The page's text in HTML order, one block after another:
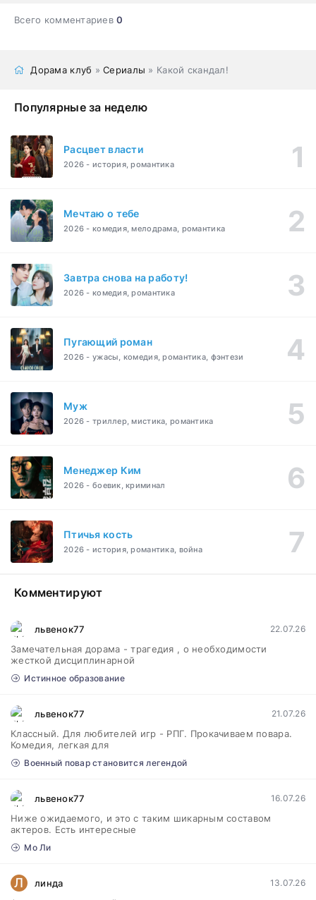
Всего комментариев0
Дорама клуб »Сериалы » Какой скандал!
Популярные за неделю
Расцвет власти
2026 - история, романтика
Мечтаю о тебе
2026 - комедия, мелодрама, романтика
Завтра снова на работу!
2026 - комедия, романтика
Пугающий роман
2026 - ужасы, комедия, романтика, фэнтези
Муж
2026 - триллер, мистика, романтика
Менеджер Ким
2026 - боевик, криминал
Птичья кость
2026 - история, романтика, война
Комментируют
львенок77 22.07.26
Замечательная дорама - трагедия , о необходимости
жесткой дисциплинарной
Истинное образование
львенок77 21.07.26
Классный. Для любителей игр - РПГ. Прокачиваем повара.
Комедия, легкая для
Военный повар становится легендой
львенок77 16.07.26
Ниже ожидаемого, и это с таким шикарным составом
актеров. Есть интересные
Мо Ли
Л линда 13.07.26